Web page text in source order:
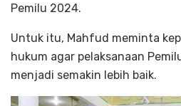
Pemilu 2024.
Untuk itu, Mahfud meminta
hukum agar pelaksanaan
menjadi semakin lebih baik.